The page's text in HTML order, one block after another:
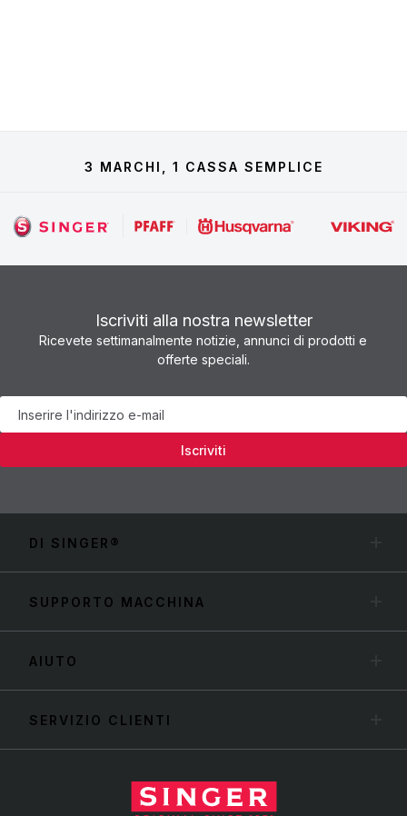
3 MARCHI, 1 CASSA SEMPLICE
Iscriviti alla nostra newsletter
Ricevete settimanalmente notizie, annunci di prodotti e
offerte speciali.
Newsletter
Iscriviti
DI SINGER®
SUPPORTO MACCHINA
AIUTO
SERVIZIO CLIENTI